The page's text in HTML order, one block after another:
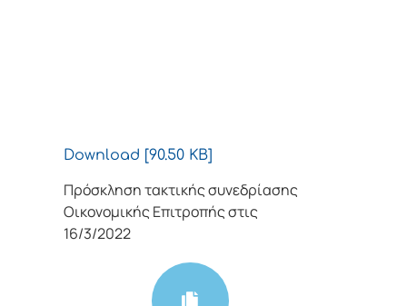
Download [90.50 KB]
Πρόσκληση τακτικής συνεδρίασης
Οικονομικής Επιτροπής στις
16/3/2022